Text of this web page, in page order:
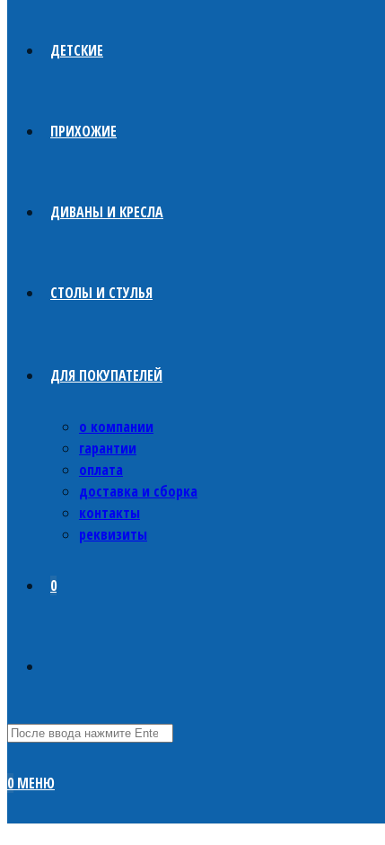
ДЕТСКИЕ
ПРИХОЖИЕ
ДИВАНЫ И КРЕСЛА
СТОЛЫ И СТУЛЬЯ
ДЛЯ ПОКУПАТЕЛЕЙ
о компании
гарантии
оплата
доставка и сборка
контакты
реквизиты
0
0 МЕНЮ